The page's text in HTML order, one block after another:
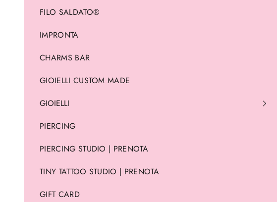
FILO SALDATO®
IMPRONTA
CHARMS BAR
GIOIELLI CUSTOM MADE
GIOIELLI
PIERCING
PIERCING STUDIO | PRENOTA
TINY TATTOO STUDIO | PRENOTA
GIFT CARD